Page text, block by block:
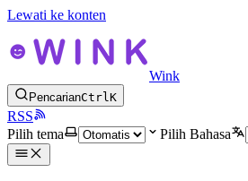
Lewati ke konten
Wink
PencarianCtrlK
RSS
Pilih tema
Pilih Bahasa